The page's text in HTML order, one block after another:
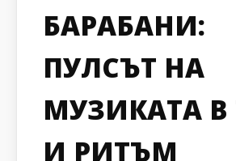
БАРАБАНИ:
ПУЛСЪТ НА
МУЗИКАТА В
И РИТЪМ